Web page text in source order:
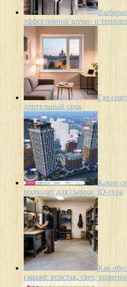
эффективной шумо- и
Где
длительный срок
Какие
подходят для съемки 3D-тура
Как
гараже: верстак, свет,